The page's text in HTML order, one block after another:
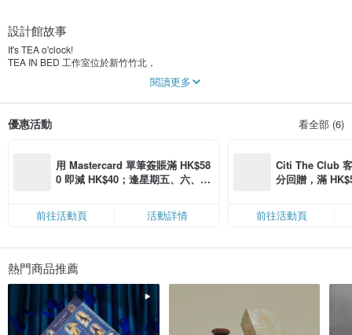
設計館故事
It's TEA o'clock!
TEA IN BED 工作室位於新竹竹北，
品牌命名源於想終日躺在床上享用午茶的白日夢想。
抱持著喜愛烘焙、並樂於分享糕點好味道的初衷。
閱讀更多
優惠活動 看全部 (6)
用 Mastercard 單筆簽賬滿 HK$58
0 即減 HK$40；逢星期五、六、日
限，額滿即止，僅限「常用信用
卡」結帳）
前往活動頁 活動詳情
Citi The Club
分回贈，滿
前往活動頁
熱門商品推薦